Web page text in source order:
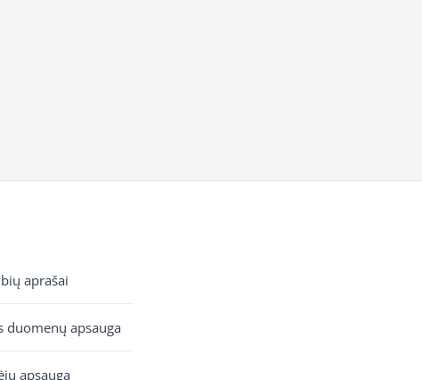
aprašai
duomenų apsauga
apsauga